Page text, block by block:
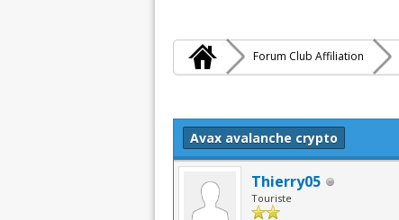
Forum Club Affiliation
Avax avalanche crypto
Thierry05
Touriste